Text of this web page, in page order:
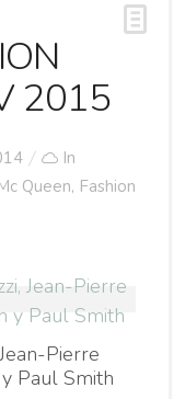
2015
In
Queen, Fashion
Pierre
Paul Smith